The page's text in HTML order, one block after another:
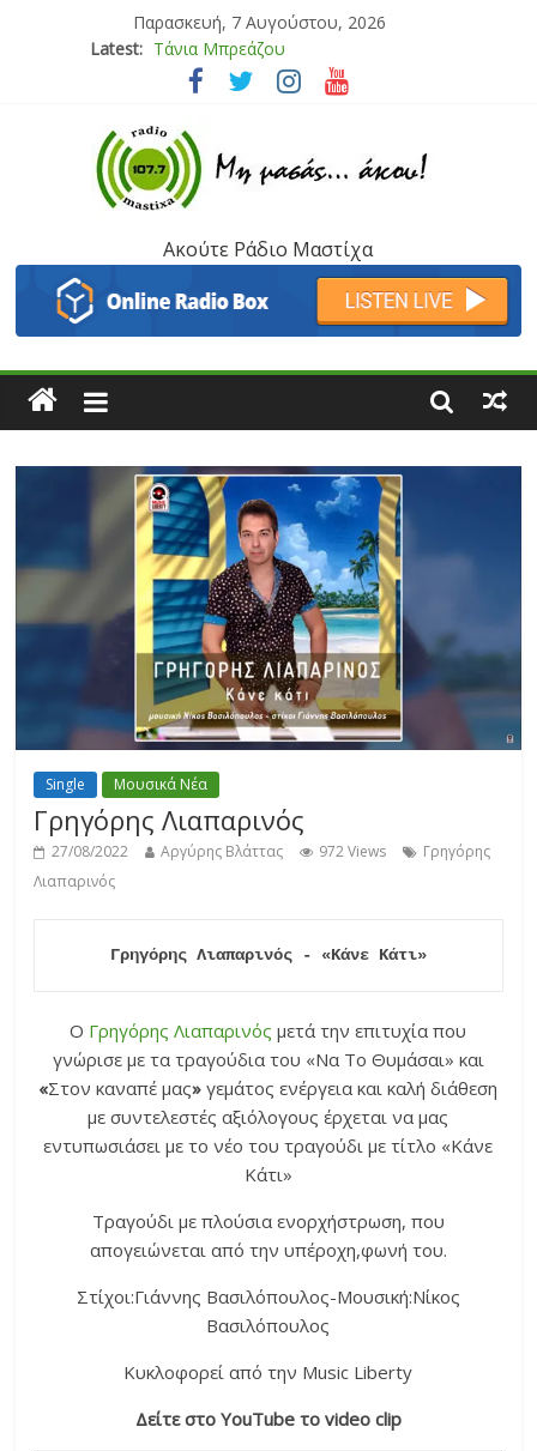
Παρασκευή, 7 Αυγούστου, 2026
Latest: Bliss
Μάνος Τρυπιάς & Γιώργος Στρατάκης
Ιορδάνης Αγαπητός
Μαριάννα Μασάδη
Τάνια Μπρεάζου
Ακούτε Ράδιο Μαστίχα
Single Μουσικά Νέα
Γρηγόρης Λιαπαρινός
27/08/2022 Αργύρης Βλάττας 972 Views
Γρηγόρης
Λιαπαρινός
Γρηγόρης Λιαπαρινός - «Κάνε Κάτι»
Ο Γρηγόρης Λιαπαρινόςμετά την επιτυχία που
γνώρισε με τα τραγούδια του «Να Το Θυμάσαι» και
«Στον καναπέ μας» γεμάτος ενέργεια και καλή διάθεση
με συντελεστές αξιόλογους έρχεται να μας
εντυπωσιάσει με το νέο του τραγούδι με τίτλο «Κάνε
Κάτι»
Τραγούδι με πλούσια ενορχήστρωση, που
απογειώνεται από την υπέροχη,φωνή του.
Στίχοι:Γιάννης Βασιλόπουλος-Μουσική:Νίκος
Βασιλόπουλος
Κυκλοφορεί από την Music Liberty
Δείτε στο ΥouΤube το video clip